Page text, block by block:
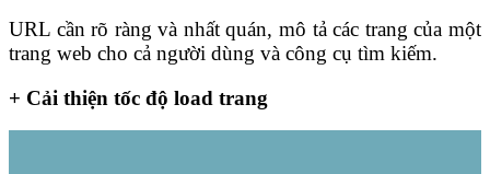
URL cần rõ ràng và nhất quán, mô tả các trang của một
trang web cho cả người dùng và công cụ tìm kiếm.
+ Cải thiện tốc độ load trang